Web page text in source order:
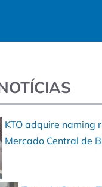
KTO adquire naming
Mercado Central de